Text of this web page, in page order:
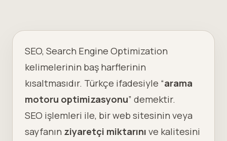
SEO, Search Engine Optimization
kelimelerinin baş harflerinin
kısaltmasıdır. Türkçe ifadesiyle “arama
motoru optimizasyonu” demektir.
SEO işlemleri ile, bir web sitesinin veya
sayfanın ziyaretçi miktarını ve kalitesini